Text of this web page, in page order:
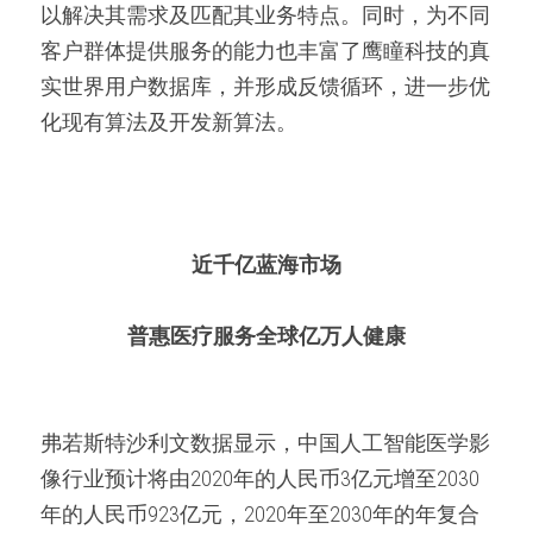
以解决其需求及匹配其业务特点。同时，为不同
客户群体提供服务的能力也丰富了鹰瞳科技的真
实世界用户数据库，并形成反馈循环，进一步优
化现有算法及开发新算法。
近千亿蓝海市场
普惠医疗服务全球亿万人健康
弗若斯特沙利文数据显示，中国人工智能医学影
像行业预计将由2020年的人民币3亿元增至2030
年的人民币923亿元，2020年至2030年的年复合